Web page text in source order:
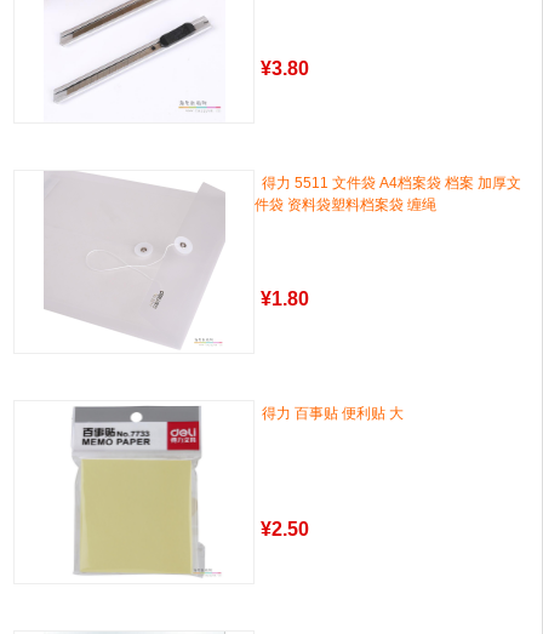
¥3.80
得力 5511 文件袋 A4档案袋 档案 加厚文
件袋 资料袋塑料档案袋 缠绳
¥1.80
得力 百事贴 便利贴 大
¥2.50